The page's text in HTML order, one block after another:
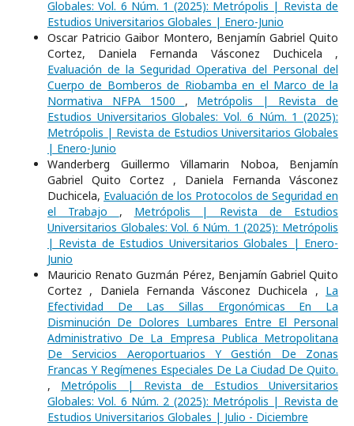
Globales: Vol. 6 Núm. 1 (2025): Metrópolis | Revista de
Estudios Universitarios Globales | Enero-Junio
Oscar Patricio Gaibor Montero, Benjamín Gabriel Quito
Cortez, Daniela Fernanda Vásconez Duchicela ,
Evaluación de la Seguridad Operativa del Personal del
Cuerpo de Bomberos de Riobamba en el Marco de la
Normativa NFPA 1500 , Metrópolis | Revista de
Estudios Universitarios Globales: Vol. 6 Núm. 1 (2025):
Metrópolis | Revista de Estudios Universitarios Globales
| Enero-Junio
Wanderberg Guillermo Villamarin Noboa, Benjamín
Gabriel Quito Cortez , Daniela Fernanda Vásconez
Duchicela, Evaluación de los Protocolos de Seguridad en
el Trabajo , Metrópolis | Revista de Estudios
Universitarios Globales: Vol. 6 Núm. 1 (2025): Metrópolis
| Revista de Estudios Universitarios Globales | Enero-
Junio
Mauricio Renato Guzmán Pérez, Benjamín Gabriel Quito
Cortez , Daniela Fernanda Vásconez Duchicela , La
Efectividad De Las Sillas Ergonómicas En La
Disminución De Dolores Lumbares Entre El Personal
Administrativo De La Empresa Publica Metropolitana
De Servicios Aeroportuarios Y Gestión De Zonas
Francas Y Regímenes Especiales De La Ciudad De Quito.
, Metrópolis | Revista de Estudios Universitarios
Globales: Vol. 6 Núm. 2 (2025): Metrópolis | Revista de
Estudios Universitarios Globales | Julio - Diciembre